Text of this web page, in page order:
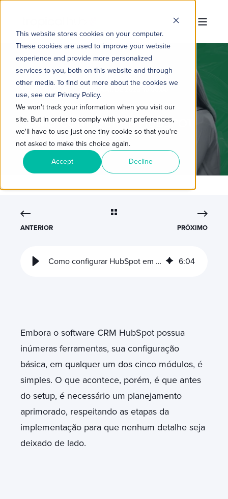
This website stores cookies on your computer.
These cookies are used to improve your website
experience and provide more personalized
services to you, both on this website and through
other media. To find out more about the cookies we
use, see our Privacy Policy.
We won't track your information when you visit our
site. But in order to comply with your preferences,
we'll have to use just one tiny cookie so that you're
not asked to make this choice again.
Accept Decline
4 MIN READ
COMO CONFIGURAR HUBSPOT
EM 4 ETAPAS
ANTERIOR PRÓXIMO
Como configurar HubSpot em 4 etapas 6:04
Embora o software CRM HubSpot possua
inúmeras ferramentas, sua configuração
básica, em qualquer um dos cinco módulos, é
simples. O que acontece, porém, é que antes
do setup, é necessário um planejamento
aprimorado, respeitando as etapas da
implementação para que nenhum detalhe seja
deixado de lado.